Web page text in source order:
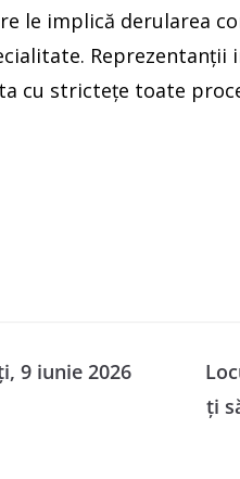
le implică derularea
cu strictețe toate
9 iunie 2026
ți